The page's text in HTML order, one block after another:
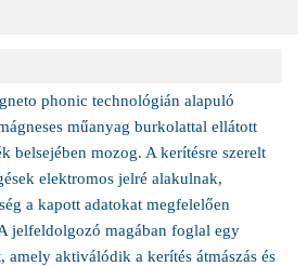
phonic technológián alapuló
műanyag burkolattal ellátott
belsejében mozog. A kerítésre szerelt
elektromos jelré alakulnak,
a kapott adatokat megfelelően
jelfeldolgozó magában foglal egy
amely aktiválódik a kerítés átmászás és